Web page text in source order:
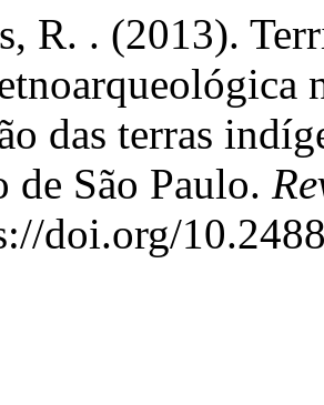
R. . (2013).
das terras
de São Paulo.
doi.org/